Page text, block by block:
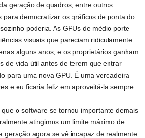
geração de quadros, entre outros
para democratizar os gráficos de ponta do
poderia. As GPUs de médio porte
visuais que pareciam ridiculamente
alguns anos, e os proprietários ganham
de vida útil antes de terem que entrar
para uma nova GPU. É uma verdadeira
e eu ficaria feliz em aproveitá-la sempre.
o software se tornou importante demais
atingimos um limite máximo de
geração agora se vê incapaz de realmente